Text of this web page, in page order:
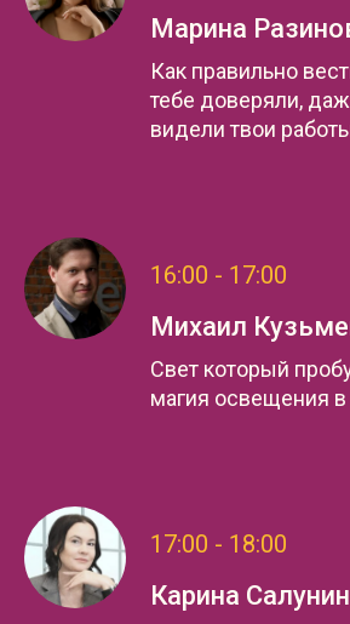
Марина
Как правильно
тебе доверяли,
видели твои
16:00 - 17:00
Михаил
Свет который
магия освещения в
17:00 - 18:00
Карина